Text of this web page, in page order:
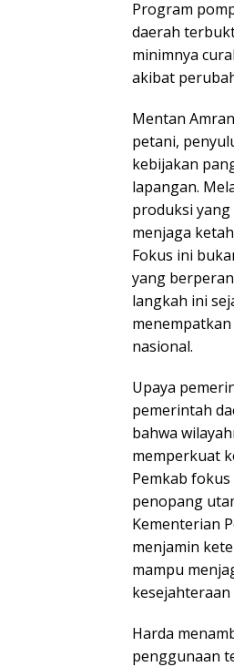
Program
daerah
minimnya
akibat
Mentan
petani,
kebijakan
lapangan.
produksi
menjaga
Fokus ini
yang
langkah ini
nasional.
Upaya
pemerintah
bahwa
memperkuat
Pemkab
penopang
Kementerian
menjamin
mampu
Harda
penggunaan